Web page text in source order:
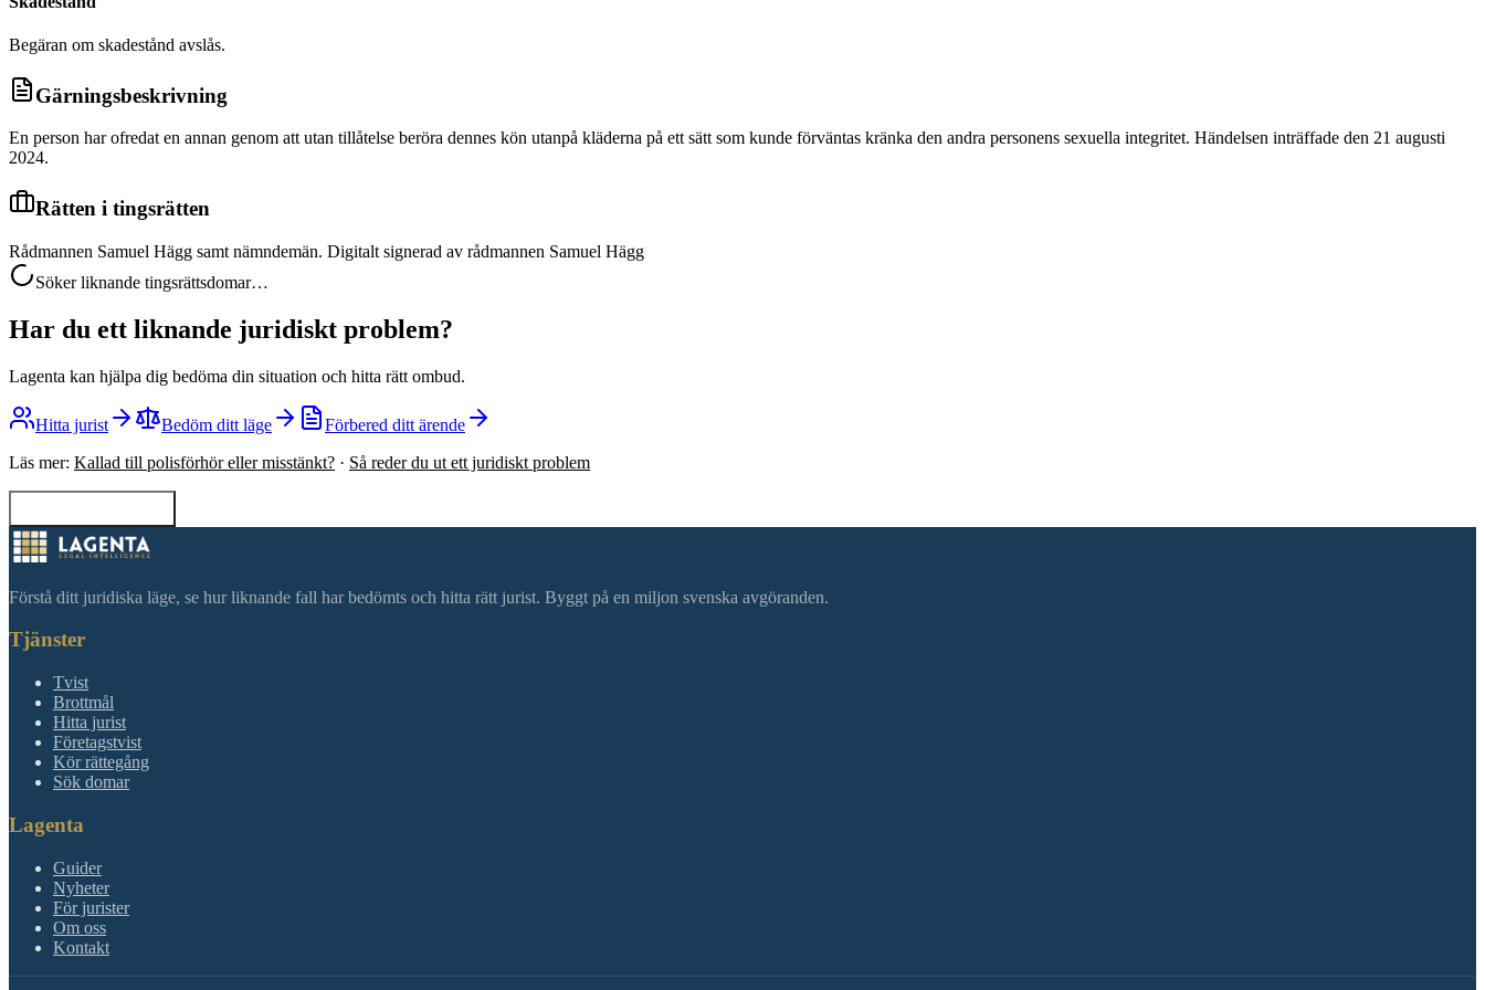
Begäran om skadestånd avslås.
Gärningsbeskrivning
En person har ofredat en annan genom att utan tillåtelse beröra dennes kön utanpå kläderna på ett sätt som kunde förväntas kränka den andra personens sexuella integritet. Händelsen inträffade den 21 augusti
2024.
Rätten i tingsrätten
Rådmannen Samuel Hägg samt nämndemän. Digitalt signerad av rådmannen Samuel Hägg
Söker liknande tingsrättsdomar…
Har du ett liknande juridiskt problem?
Lagenta kan hjälpa dig bedöma din situation och hitta rätt ombud.
Hitta jurist Bedöm ditt läge
Förbered ditt ärende
Läs mer: Kallad till polisförhör eller misstänkt? · Så reder du ut ett juridiskt problem
Förstå ditt juridiska läge, se hur liknande fall har bedömts och hitta rätt jurist. Byggt på en miljon svenska avgöranden.
Tjänster
Tvist
Brottmål
Hitta jurist
Företagstvist
Kör rättegång
Sök domar
Lagenta
Guider
Nyheter
För jurister
Om oss
Kontakt